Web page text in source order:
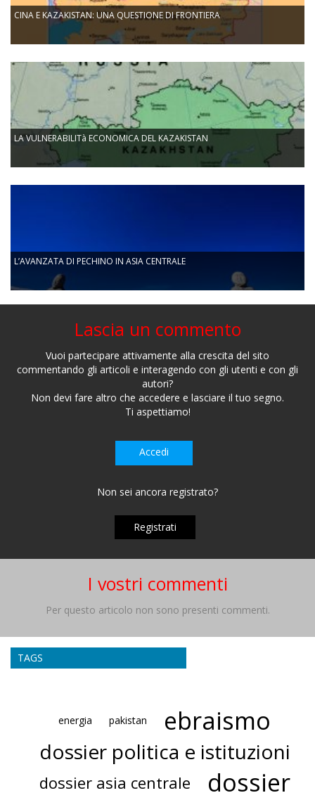
CINA E KAZAKISTAN: UNA QUESTIONE DI FRONTIERA
LA VULNERABILITà ECONOMICA DEL KAZAKISTAN
L’AVANZATA DI PECHINO IN ASIA CENTRALE
Lascia un commento
Vuoi partecipare attivamente alla crescita del sito
commentando gli articoli e interagendo con gli utenti e con gli
autori?
Non devi fare altro che accedere e lasciare il tuo segno.
Ti aspettiamo!
Accedi
Non sei ancora registrato?
Registrati
I vostri commenti
Per questo articolo non sono presenti commenti.
TAGS
energia pakistan ebraismo
dossier politica e istituzioni
dossier asia centrale dossier